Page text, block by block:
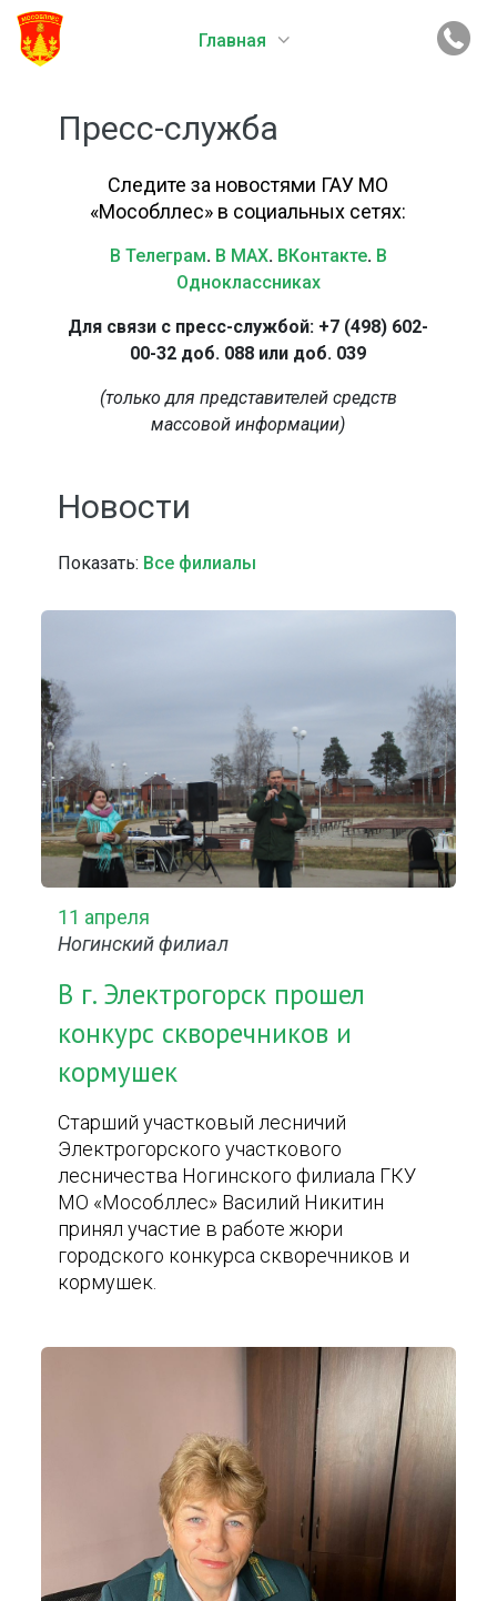
Главная
Пресс-служба
Следите за новостями ГАУ МО
«Мособллес» в социальных сетях:
В Телеграм. В MAX. ВКонтакте. В
Одноклассниках
Для связи с пресс-службой: +7 (498) 602-
00-32 доб. 088 или доб. 039
(только для представителей средств
массовой информации)
Новости
Показать: Все филиалы
11 апреля
Ногинский филиал
В г. Электрогорск прошел
конкурс скворечников и
кормушек
Старший участковый лесничий
Электрогорского участкового
лесничества Ногинского филиала ГКУ
МО «Мособллес» Василий Никитин
принял участие в работе жюри
городского конкурса скворечников и
кормушек.